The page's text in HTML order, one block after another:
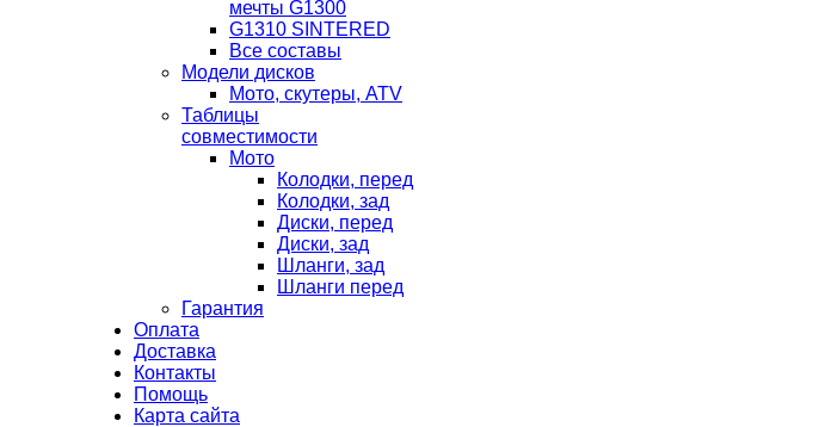
мечты G1300
G1310 SINTERED
Все составы
Модели дисков
Мото, скутеры, ATV
Таблицы
совместимости
Мото
Колодки, перед
Колодки, зад
Диски, перед
Диски, зад
Шланги, зад
Шланги перед
Гарантия
Оплата
Доставка
Контакты
Помощь
Карта сайта